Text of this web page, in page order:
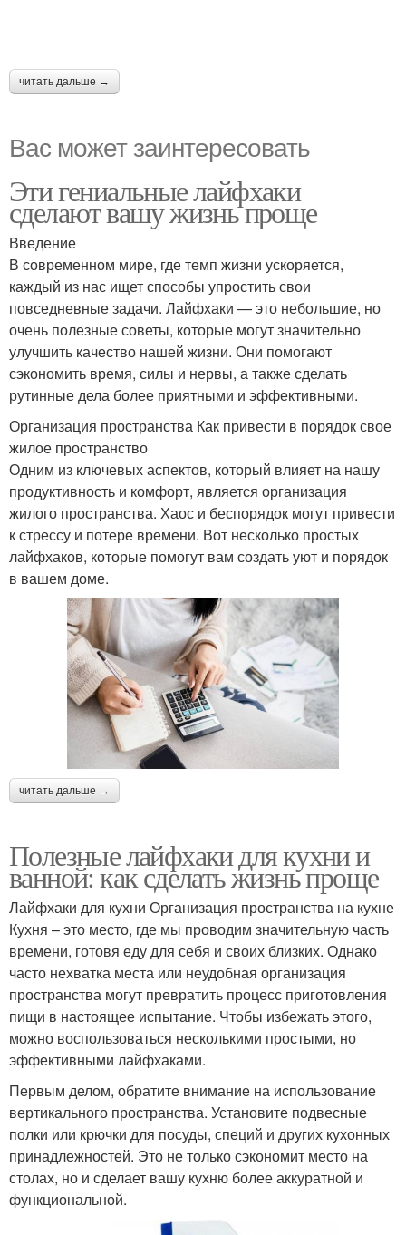
читать дальше →
Вас может заинтересовать
Эти гениальные лайфхаки
сделают вашу жизнь проще
Введение
В современном мире, где темп жизни ускоряется,
каждый из нас ищет способы упростить свои
повседневные задачи. Лайфхаки — это небольшие, но
очень полезные советы, которые могут значительно
улучшить качество нашей жизни. Они помогают
сэкономить время, силы и нервы, а также сделать
рутинные дела более приятными и эффективными.
Организация пространства Как привести в порядок свое
жилое пространство
Одним из ключевых аспектов, который влияет на нашу
продуктивность и комфорт, является организация
жилого пространства. Хаос и беспорядок могут привести
к стрессу и потере времени. Вот несколько простых
лайфхаков, которые помогут вам создать уют и порядок
в вашем доме.
читать дальше →
Полезные лайфхаки для кухни и
ванной: как сделать жизнь проще
Лайфхаки для кухни Организация пространства на кухне
Кухня – это место, где мы проводим значительную часть
времени, готовя еду для себя и своих близких. Однако
часто нехватка места или неудобная организация
пространства могут превратить процесс приготовления
пищи в настоящее испытание. Чтобы избежать этого,
можно воспользоваться несколькими простыми, но
эффективными лайфхаками.
Первым делом, обратите внимание на использование
вертикального пространства. Установите подвесные
полки или крючки для посуды, специй и других кухонных
принадлежностей. Это не только сэкономит место на
столах, но и сделает вашу кухню более аккуратной и
функциональной.